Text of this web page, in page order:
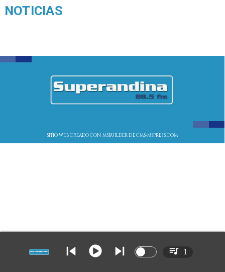
NOTICIAS
SITIO WEB CREADO CON MSBUILDER DE CMS-MSPRESS.COM
1